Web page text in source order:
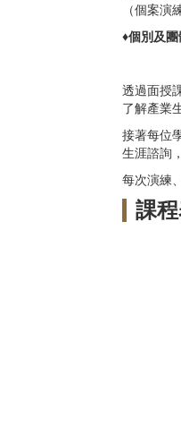
（個案演
♦個別及
透過面授
了解產業
接著每位
生涯諮詢
每次演練
課程